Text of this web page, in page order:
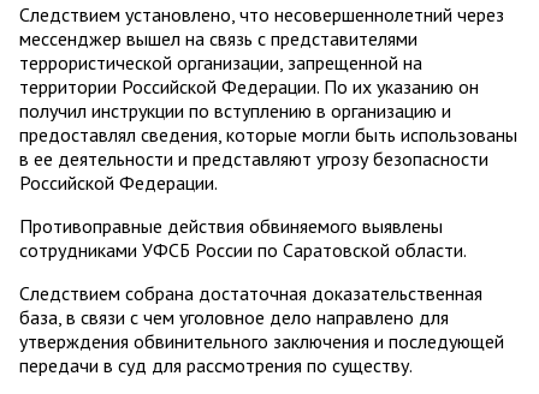
Следствием установлено, что несовершеннолетний через
мессенджер вышел на связь с представителями
террористической организации, запрещенной на
территории Российской Федерации. По их указанию он
получил инструкции по вступлению в организацию и
предоставлял сведения, которые могли быть использованы
в ее деятельности и представляют угрозу безопасности
Российской Федерации.
Противоправные действия обвиняемого выявлены
сотрудниками УФСБ России по Саратовской области.
Следствием собрана достаточная доказательственная
база, в связи с чем уголовное дело направлено для
утверждения обвинительного заключения и последующей
передачи в суд для рассмотрения по существу.